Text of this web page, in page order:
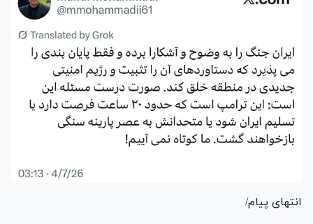
انتهای پیام/